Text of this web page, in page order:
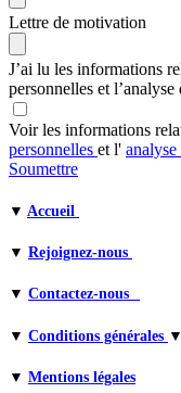
Lettre de motivation
J’ai lu les informations
personnelles et
Voir les informations
personnelles et l' analyse
Soumettre
▼ Accueil
▼ Rejoignez-nous
▼ Contactez-nous
▼ Conditions générales ▼
▼ Mentions légales